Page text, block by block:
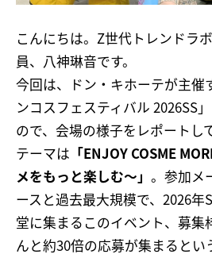
こんにちは。Z世代トレンドラ
員、八神琳音です。
今回は、ドン・キホーテが主催
ンコスフェスティバル 2026SS
ので、会場の様子をレポートし
テーマは 「ENJOY COSME
メをもっと楽しむ〜」 。参加メ
ースと過去最大規模で、2026年
堂に集まるこのイベント、募集
んと約30倍の応募が集まるとい